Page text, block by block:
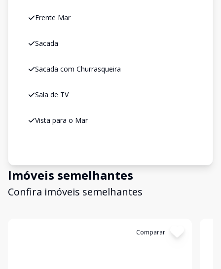
Frente Mar
Sacada
Sacada com Churrasqueira
Sala de TV
Vista para o Mar
Imóveis semelhantes
Confira imóveis semelhantes
Comparar